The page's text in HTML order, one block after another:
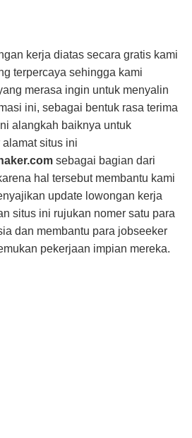
kerja diatas secara gratis kami
terpercaya sehingga kami
merasa ingin untuk menyalin
ini, sebagai bentuk rasa terima
alangkah baiknya untuk
situs ini
sebagai bagian dari
hal tersebut membantu kami
update lowongan kerja
situs ini rujukan nomer satu para
dan membantu para jobseeker
pekerjaan impian mereka.